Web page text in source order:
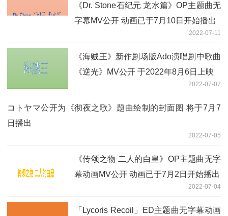
《Dr. Stone石纪元 龙水篇》OP主题曲无
字幕MV公开 动画已于7月10日开始播出
2022-07-11
《海贼王》新作剧场版Ado演唱剧中歌曲
《逆光》MV公开 于2022年8月6日上映
2022-07-07
コトヤマ公开为《彻夜之歌》题曲绘制的封面图 将于7月7
日播出
2022-07-05
《传颂之物 二人的白皇》OP主题曲无字
幕动画MV公开 动画已于7月2日开始播出
2022-07-04
「Lycoris Recoil」ED主题曲无字幕动画